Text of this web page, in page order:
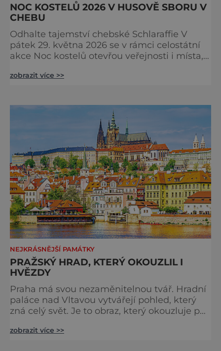
NOC KOSTELŮ 2026 V HUSOVĚ SBORU V
CHEBU
Odhalte tajemství chebské Schlaraffie V
pátek 29. května 2026 se v rámci celostátní
akce Noc kostelů otevřou veřejnosti i místa,
nejzajímavějších bude bezesporu Husův
večer plný historie, hudby, tajemství i
dobrodružství pro malé i velké návštěvníky.
Málokdo ví, že dnešní kos
zobrazit více >>
NEJKRÁSNĚJŠÍ PAMÁTKY
PRAŽSKÝ HRAD, KTERÝ OKOUZLIL I
HVĚZDY
Praha má svou nezaměnitelnou tvář. Hradní
paláce nad Vltavou vytvářejí pohled, který
zná celý svět. Je to obraz, který okouzluje po
jediný Čech, který by ho neznal. Pražský hrad
zobrazit více >>